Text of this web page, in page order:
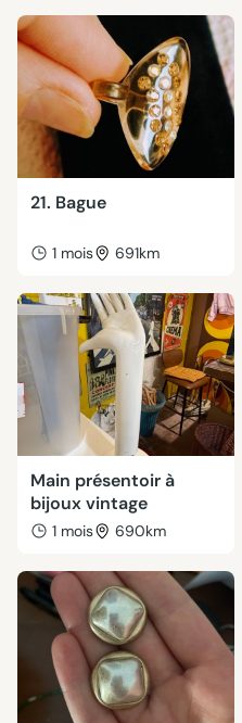
21. Bague
1 mois 691km
Main présentoir à
bijoux vintage
1 mois 690km